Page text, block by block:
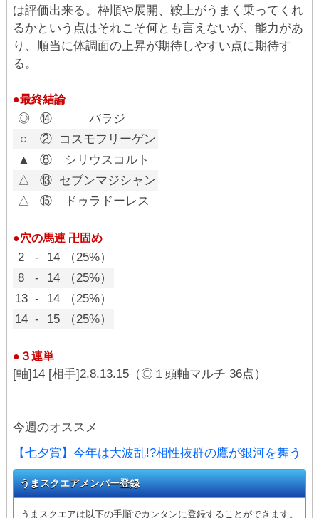
は評価出来る。枠順や展開、鞍上がうまく乗ってくれ
るかという点はそれこそ何とも言えないが、能力があ
り、順当に体調面の上昇が期待しやすい点に期待す
る。
●最終結論
◎ ⑭
バラジ
○
②
コスモフリーゲン
▲
⑧
シリウスコルト
△
⑬ セブンマジシャン
△
⑮ ドゥラドーレス
●穴の馬連 卍固め
2 - 14
（25%）
8
- 14
（25%）
13 - 14
（25%）
14 - 15 （25%）
●３連単
[軸]14 [相手]2.8.13.15（◎１頭軸マルチ 36点）
今週のオススメ
【七夕賞】今年は大波乱!?相性抜群の鷹が銀河を舞う
うまスクエアメンバー登録
うまスクエアは以下の手順でカンタンに登録することができます。